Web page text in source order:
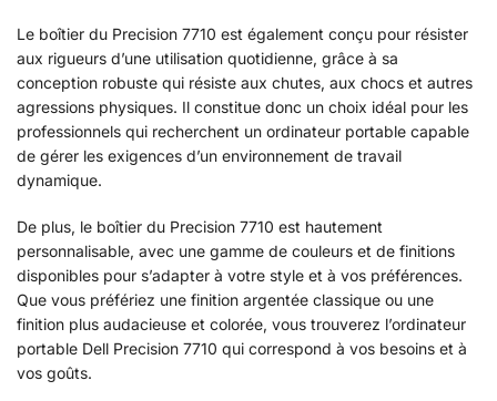
Le boîtier du Precision 7710 est également conçu pour résister
aux rigueurs d’une utilisation quotidienne, grâce à sa
conception robuste qui résiste aux chutes, aux chocs et autres
agressions physiques. Il constitue donc un choix idéal pour les
professionnels qui recherchent un ordinateur portable capable
de gérer les exigences d’un environnement de travail
dynamique.
De plus, le boîtier du Precision 7710 est hautement
personnalisable, avec une gamme de couleurs et de finitions
disponibles pour s’adapter à votre style et à vos préférences.
Que vous préfériez une finition argentée classique ou une
finition plus audacieuse et colorée, vous trouverez l’ordinateur
portable Dell Precision 7710 qui correspond à vos besoins et à
vos goûts.